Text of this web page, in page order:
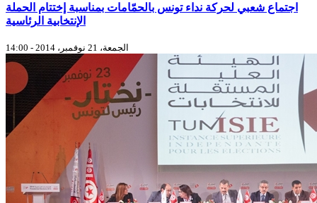
اجتماع شعبي لحركة نداء تونس بالحمّامات بمناسبة إختتام الحملة
الإنتخابية الرئاسية
الجمعة، 21 نوفمبر، 2014 - 14:00